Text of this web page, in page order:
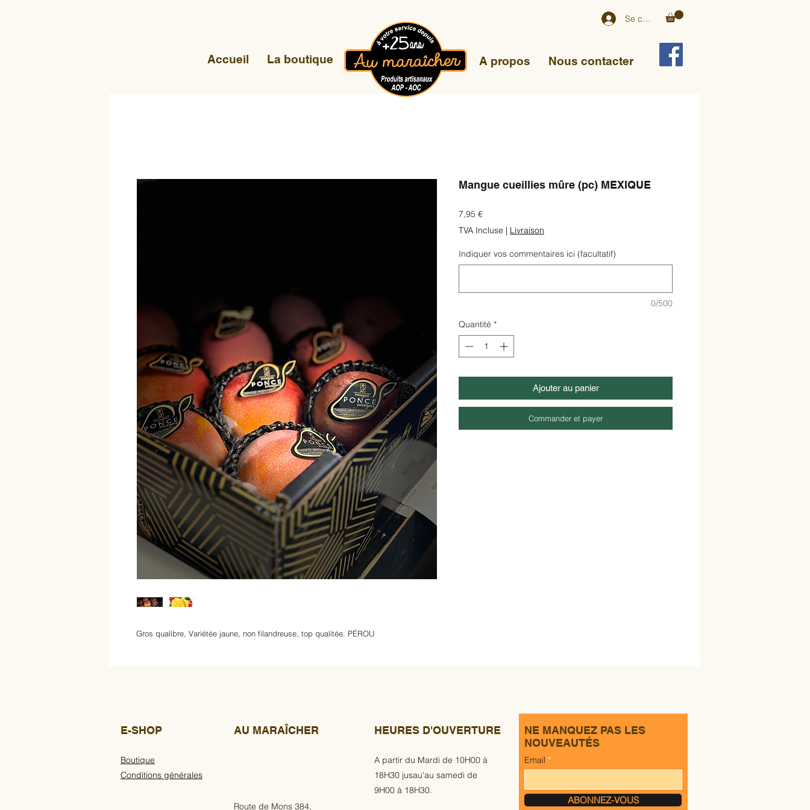
Accueil La boutique
Se connecter
A propos Nous contacter
Gros qualibre, Variétée jaune, non filandreuse, top qualitée. PÉROU
Mangue cueillies mûre (pc) MEXIQUE
7,95 €Prix
TVA Incluse | Livraison
Indiquer vos commentaires ici (facultatif)
0/500
Quantité *
Ajouter au panier
Commander et payer
E-SHOP
Boutique
Conditions générales
AU MARAÎCHER
Route de Mons 384,
HEURES D'OUVERTURE
A partir du Mardi de 10H00 à
18H30 jusau'au samedi de
9H00 à 18H30.
NE MANQUEZ PAS LES
NOUVEAUTÉS
Email
ABONNEZ-VOUS